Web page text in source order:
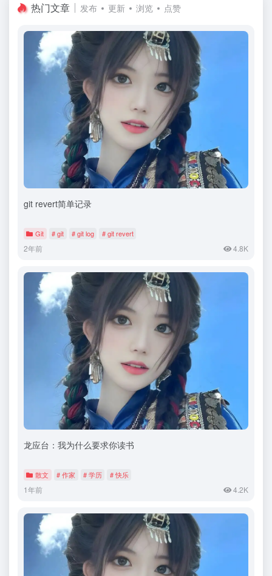
热门文章 发布 更新 浏览 点赞
git revert简单记录
Git # git # git log # git revert
2年前 4.8K
龙应台：我为什么要求你读书
散文 # 作家 # 学历 # 快乐
1年前 4.2K